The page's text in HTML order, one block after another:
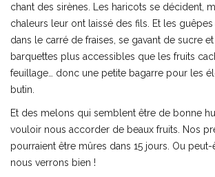
chant des sirènes. Les haricots se décident,
chaleurs leur ont laissé des fils. Et les
dans le carré de fraises, se gavant de sucre
barquettes plus accessibles que les fruits
feuillage… donc une petite bagarre pour les
butin.
Et des melons qui semblent être de bonne
vouloir nous accorder de beaux fruits. Nos
pourraient être mûres dans 15 jours. Ou peut-
nous verrons bien !